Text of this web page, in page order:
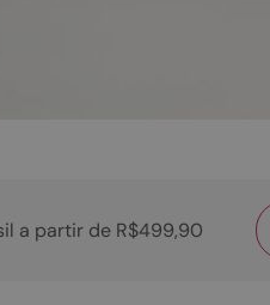
a partir de R$499,90